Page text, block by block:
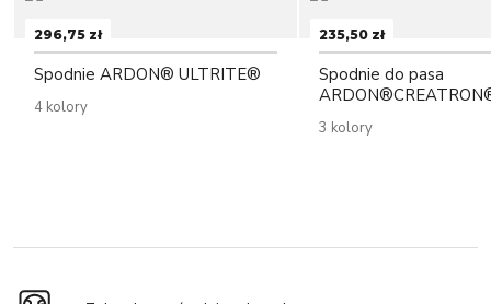
296,75 zł
Spodnie ARDON® ULTRITE®
4 kolory
235,50 zł
Spodnie do pasa
3 kolory